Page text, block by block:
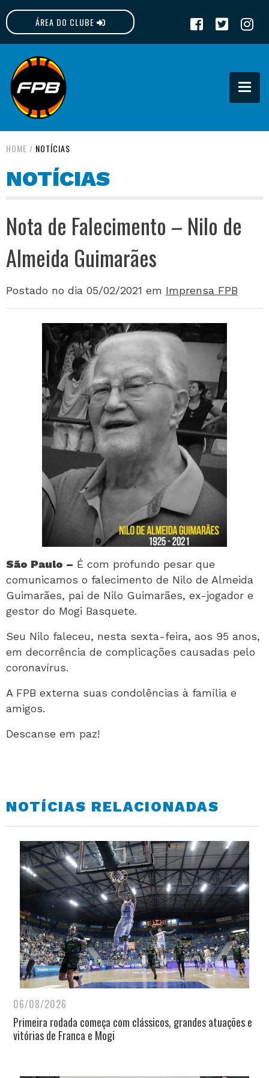
ÁREA DO CLUBE
FPB
HOME / NOTÍCIAS
NOTÍCIAS
Nota de Falecimento – Nilo de
Almeida Guimarães
Postado no dia 05/02/2021 em Imprensa FPB
São Paulo – É com profundo pesar que
comunicamos o falecimento de Nilo de Almeida
Guimarães, pai de Nilo Guimarães, ex-jogador e
gestor do Mogi Basquete.
Seu Nilo faleceu, nesta sexta-feira, aos 95 anos,
em decorrência de complicações causadas pelo
coronavírus.
A FPB externa suas condolências à família e
amigos.
Descanse em paz!
NOTÍCIAS RELACIONADAS
06/08/2026
Primeira rodada começa com clássicos, grandes atuações e
vitórias de Franca e Mogi